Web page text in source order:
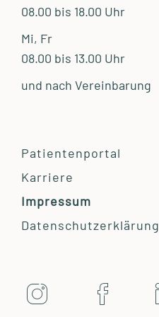
08.00 bis 18.00 Uhr
Mi, Fr
08.00 bis 13.00 Uhr
und nach Vereinbarung
Patientenportal
Karriere
Impressum
Datenschutzerklärung